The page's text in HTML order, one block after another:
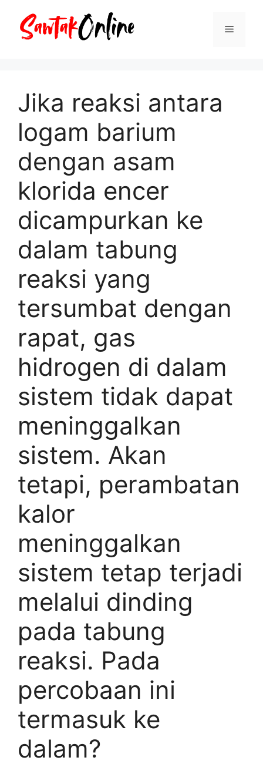
Menu
Jika reaksi antara
logam barium
dengan asam
klorida encer
dicampurkan ke
dalam tabung
reaksi yang
tersumbat dengan
rapat, gas
hidrogen di dalam
sistem tidak dapat
meninggalkan
sistem. Akan
tetapi, perambatan
kalor
meninggalkan
sistem tetap terjadi
melalui dinding
pada tabung
reaksi. Pada
percobaan ini
termasuk ke
dalam?